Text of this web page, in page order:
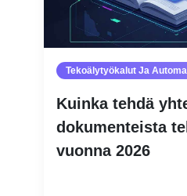
Tekoälytyökalut Ja
Kuinka tehdä
dokumenteista
vuonna 2026